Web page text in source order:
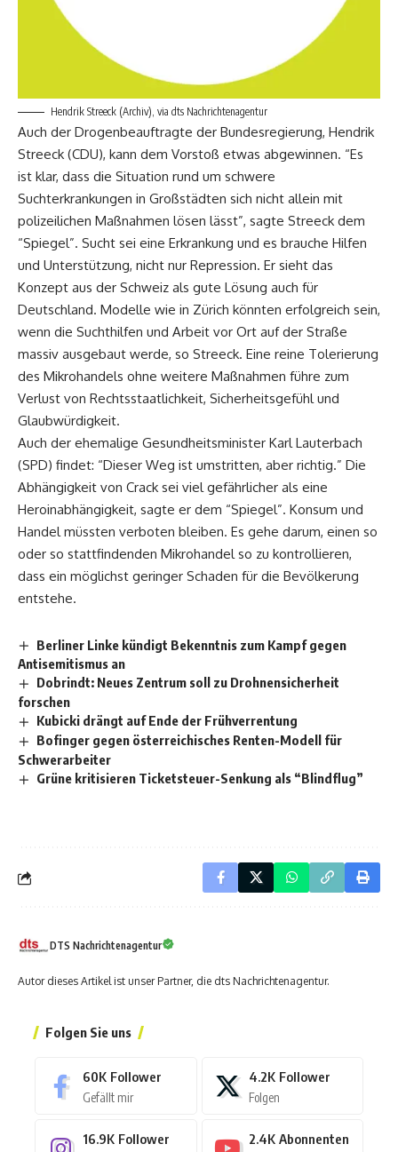
Hendrik Streeck (Archiv), via dts Nachrichtenagentur
Auch der Drogenbeauftragte der Bundesregierung, Hendrik
Streeck (CDU), kann dem Vorstoß etwas abgewinnen. “Es
ist klar, dass die Situation rund um schwere
Suchterkrankungen in Großstädten sich nicht allein mit
polizeilichen Maßnahmen lösen lässt”, sagte Streeck dem
“Spiegel”. Sucht sei eine Erkrankung und es brauche Hilfen
und Unterstützung, nicht nur Repression. Er sieht das
Konzept aus der Schweiz als gute Lösung auch für
Deutschland. Modelle wie in Zürich könnten erfolgreich sein,
wenn die Suchthilfen und Arbeit vor Ort auf der Straße
massiv ausgebaut werde, so Streeck. Eine reine Tolerierung
des Mikrohandels ohne weitere Maßnahmen führe zum
Verlust von Rechtsstaatlichkeit, Sicherheitsgefühl und
Glaubwürdigkeit.
Auch der ehemalige Gesundheitsminister Karl Lauterbach
(SPD) findet: “Dieser Weg ist umstritten, aber richtig.” Die
Abhängigkeit von Crack sei viel gefährlicher als eine
Heroinabhängigkeit, sagte er dem “Spiegel”. Konsum und
Handel müssten verboten bleiben. Es gehe darum, einen so
oder so stattfindenden Mikrohandel so zu kontrollieren,
dass ein möglichst geringer Schaden für die Bevölkerung
entstehe.
Berliner Linke kündigt Bekenntnis zum Kampf gegen
Antisemitismus an
Dobrindt: Neues Zentrum soll zu Drohnensicherheit
forschen
Kubicki drängt auf Ende der Frühverrentung
Bofinger gegen österreichisches Renten-Modell für
Schwerarbeiter
Grüne kritisieren Ticketsteuer-Senkung als “Blindflug”
DTS Nachrichtenagentur
Autor dieses Artikel ist unser Partner, die dts Nachrichtenagentur.
Folgen Sie uns
60K Follower
Gefällt mir
4.2K Follower
Folgen
16.9K Follower 2.4K Abonnenten